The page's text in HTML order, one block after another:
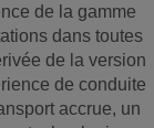
de la gamme
dans toutes
de la version
de conduite
accrue, un